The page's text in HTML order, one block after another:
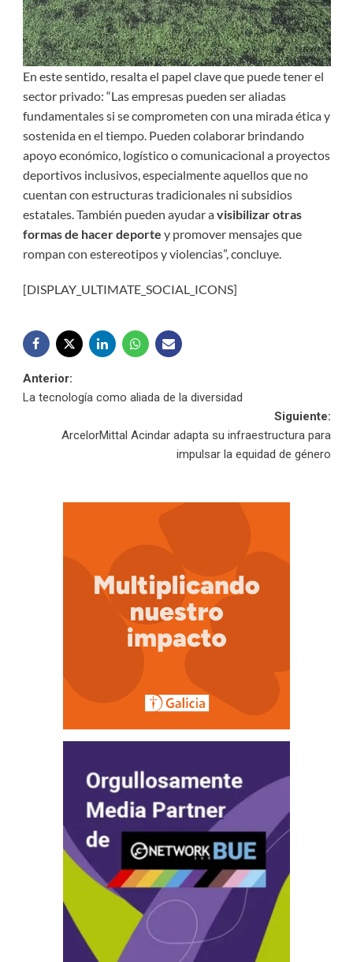
En este sentido, resalta el papel clave que puede tener el
sector privado: “Las empresas pueden ser aliadas
fundamentales si se comprometen con una mirada ética y
sostenida en el tiempo. Pueden colaborar brindando
apoyo económico, logístico o comunicacional a proyectos
deportivos inclusivos, especialmente aquellos que no
cuentan con estructuras tradicionales ni subsidios
estatales. También pueden ayudar avisibilizar otras
formas de hacer deporte y promover mensajes que
rompan con estereotipos y violencias”, concluye.
[DISPLAY_ULTIMATE_SOCIAL_ICONS]
Navegación
entradas
Anterior:
La tecnología como aliada de la diversidad
Siguiente:
ArcelorMittal Acindar adapta su infraestructura para
impulsar la equidad de género